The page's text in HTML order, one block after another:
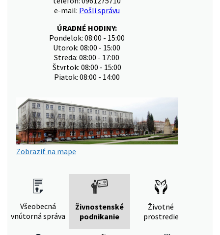
e-mail: Pošli správu
ÚRADNÉ HODINY:
Pondelok: 08:00 - 15:00
Utorok: 08:00 - 15:00
Streda: 08:00 - 17:00
Štvrtok: 08:00 - 15:00
Piatok: 08:00 - 14:00
Zobraziť na mape
Všeobecná
vnútorná správa
Živnostenské
podnikanie
Životné
prostredie